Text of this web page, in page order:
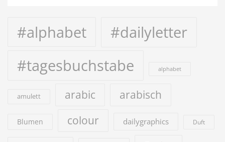
#alphabet
#dailyletter
#tagesbuchstabe
alphabet
amulett arabic arabisch
Blumen colour dailygraphics Duft